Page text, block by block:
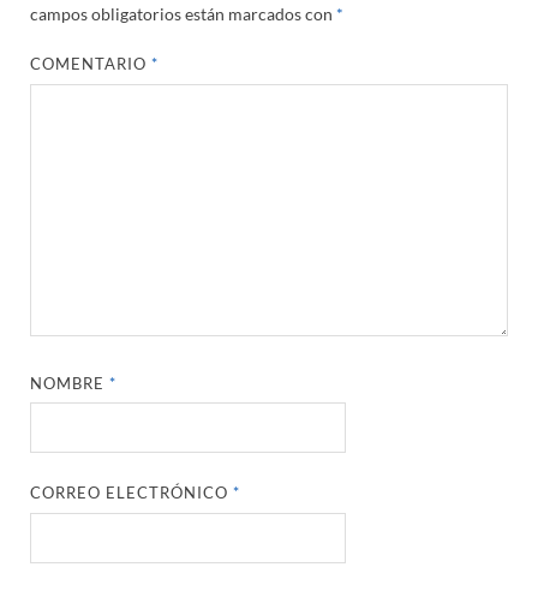
campos obligatorios están marcados con *
COMENTARIO*
NOMBRE*
CORREO ELECTRÓNICO*